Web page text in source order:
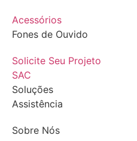
Acessórios
Fones de Ouvido
Solicite Seu Projeto
SAC
Soluções
Assistência
Sobre Nós